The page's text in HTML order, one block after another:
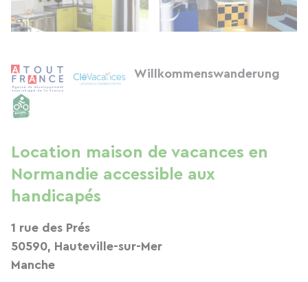
Willkommenswanderung
Location maison de vacances en
Normandie accessible aux
handicapés
1 rue des Prés
50590, Hauteville-sur-Mer
Manche